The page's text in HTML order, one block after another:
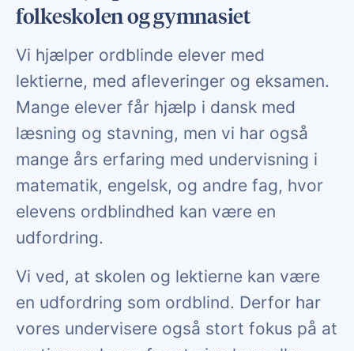
folkeskolen og gymnasiet
Vi hjælper ordblinde elever med
lektierne, med afleveringer og eksamen.
Mange elever får hjælp i dansk med
læsning og stavning, men vi har også
mange års erfaring med undervisning i
matematik, engelsk, og andre fag, hvor
elevens ordblindhed kan være en
udfordring.
Vi ved, at skolen og lektierne kan være
en udfordring som ordblind. Derfor har
vores undervisere også stort fokus på at